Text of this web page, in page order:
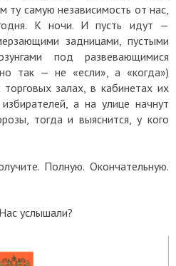
самую независимость от нас,
К ночи. И пусть идут —
задницами, пустыми
под развевающимися
так — не «если», а «когда»)
залах, в кабинетах их
а на улице начнут
тогда и выяснится, у кого
Полную. Окончательную.
услышали?